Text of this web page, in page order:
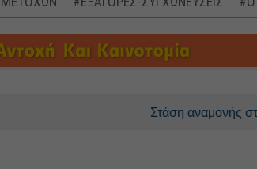
Στάση αναμονής στις